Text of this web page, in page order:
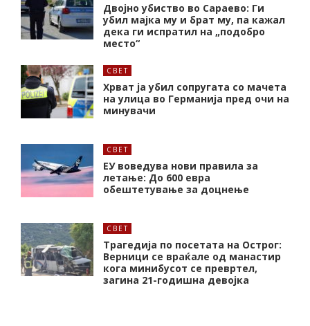
Двојно убиство во Сараево: Ги
убил мајка му и брат му, па кажал
дека ги испратил на „подобро
место“
СВЕТ
Хрват ја убил сопругата со мачета
на улица во Германија пред очи на
минувачи
СВЕТ
ЕУ воведува нови правила за
летање: До 600 евра
обештетување за доцнење
СВЕТ
Трагедија по посетата на Острог:
Верници се враќале од манастир
кога минибусот се превртел,
загина 21-годишна девојка